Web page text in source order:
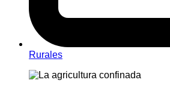
Rurales